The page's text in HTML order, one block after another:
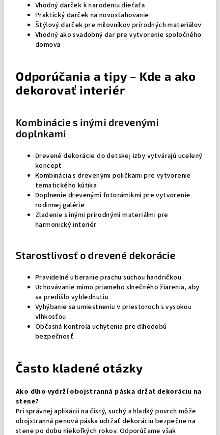
Vhodný darček k narodeniu dieťaťa
Praktický darček na novosťahovanie
Štýlový darček pre milovníkov prírodných materiálov
Vhodný ako svadobný dar pre vytvorenie spoločného
domova
Odporúčania a tipy – Kde a ako
dekorovať interiér
Kombinácie s inými drevenými
doplnkami
Drevené dekorácie do detskej izby vytvárajú ucelený
koncept
Kombinácia s drevenými poličkami pre vytvorenie
tematického kútika
Doplnenie drevenými fotorámikmi pre vytvorenie
rodinnej galérie
Zladenie s inými prírodnými materiálmi pre
harmonický interiér
Starostlivosť o drevené dekorácie
Pravidelné utieranie prachu suchou handričkou
Uchovávanie mimo priameho slnečného žiarenia, aby
sa predišlo vyblednutiu
Vyhýbanie sa umiestneniu v priestoroch s vysokou
vlhkosťou
Občasná kontrola uchytenia pre dlhodobú
bezpečnosť
Často kladené otázky
Ako dlho vydrží obojstranná páska držať dekoráciu na
stene?
Pri správnej aplikácii na čistý, suchý a hladký povrch môže
obojstranná penová páska udržať dekoráciu bezpečne na
stene po dobu niekoľkých rokov. Odporúčame však